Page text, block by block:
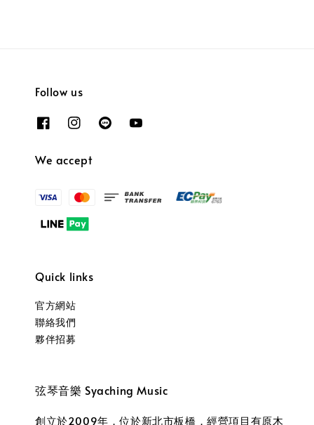
Follow us
We accept
Quick links
官方網站
聯絡我們
夥伴招募
弦琴音樂 Syaching Music
創立於2009年，位於新北市板橋，經營項目有原木